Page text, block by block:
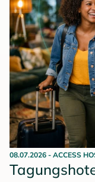
08.07.2026 - ACCESS